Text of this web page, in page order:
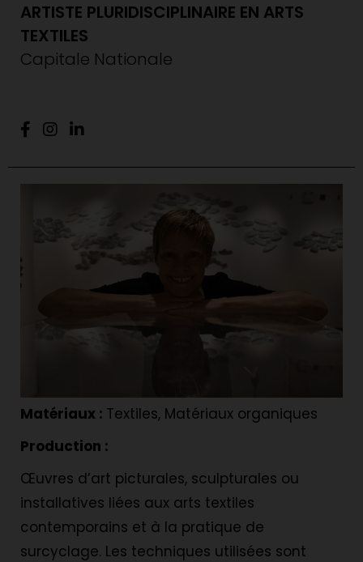
ARTISTE PLURIDISCIPLINAIRE EN ARTS
TEXTILES
Capitale Nationale
Matériaux : Textiles, Matériaux organiques
Production :
Œuvres d’art picturales, sculpturales ou
installatives liées aux arts textiles
contemporains et à la pratique de
surcyclage. Les techniques utilisées sont